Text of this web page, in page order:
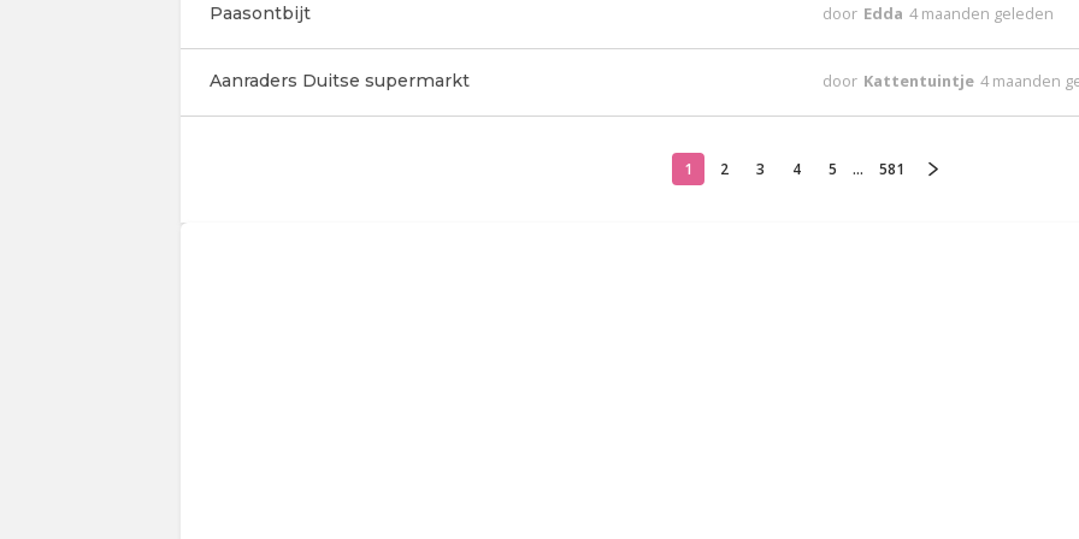
Paasontbijt door Edda 4 maanden geleden
Aanraders Duitse supermarkt door Kattentuintje 4 maanden
1 2 3 4 5 ... 581